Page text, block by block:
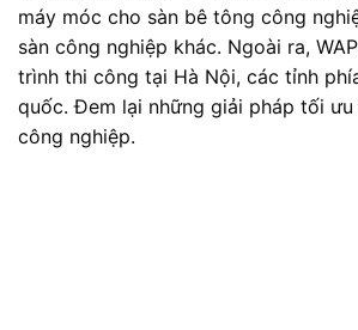
máy móc cho sàn bê tông công
sàn công nghiệp khác. Ngoài ra,
trình thi công tại Hà Nội, các tỉnh
quốc. Đem lại những giải pháp tối ưu
công nghiệp.